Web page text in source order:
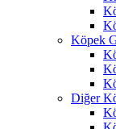
Köpek
Diğer